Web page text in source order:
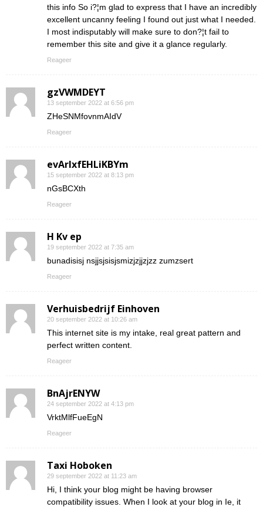
this info So i?¦m glad to express that I have an incredibly
excellent uncanny feeling I found out just what I needed.
I most indisputably will make sure to don?¦t fail to
remember this site and give it a glance regularly.
Reageer
gzVWMDEYT
13 september 2022 at 6:56 pm
ZHeSNMfovnmAIdV
Reageer
evArIxfEHLiKBYm
15 september 2022 at 8:13 pm
nGsBCXth
Reageer
H Kv ep
19 september 2022 at 7:35 am
bunadisisj nsjjsjsisjsmizjzjjzjzz zumzsert
Reageer
Verhuisbedrijf Einhoven
20 september 2022 at 10:26 am
This internet site is my intake, real great pattern and
perfect written content.
Reageer
BnAjrENYW
24 september 2022 at 4:13 pm
VrktMlfFueEgN
Reageer
Taxi Hoboken
29 september 2022 at 11:23 am
Hi, I think your blog might be having browser
compatibility issues. When I look at your blog in Ie, it